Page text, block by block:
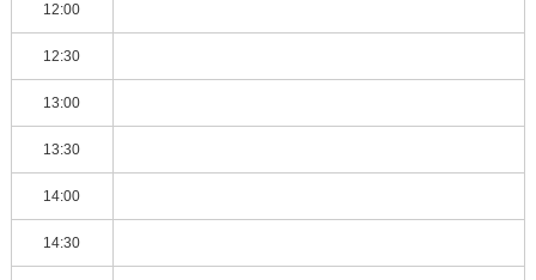
12:00
12:30
13:00
13:30
14:00
14:30